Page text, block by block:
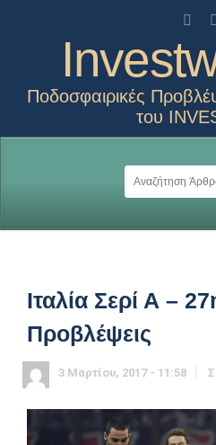
Ποδοσφαιρικές
του
Ιταλία Σερί Α –
Προβλέψεις
3 Μαρτίου, 2017 - 11:58